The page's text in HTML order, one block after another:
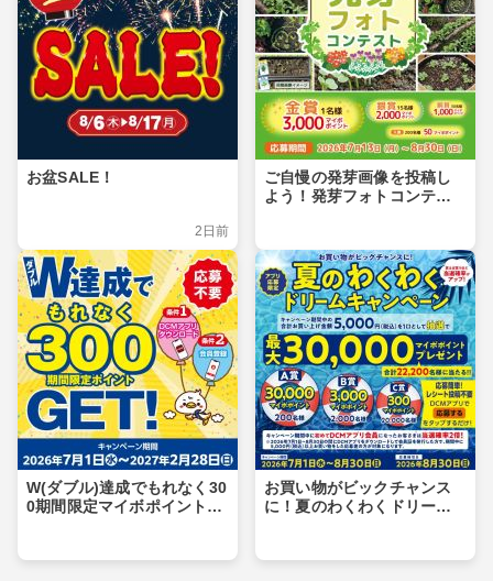
お盆SALE！
2日前
ご自慢の発芽画像を投稿し
よう！発芽フォトコンテス
W(ダブル)達成でもれなく30
0期間限定マイボポイントG
お買い物がビックチャンス
に！夏のわくわくドリーム